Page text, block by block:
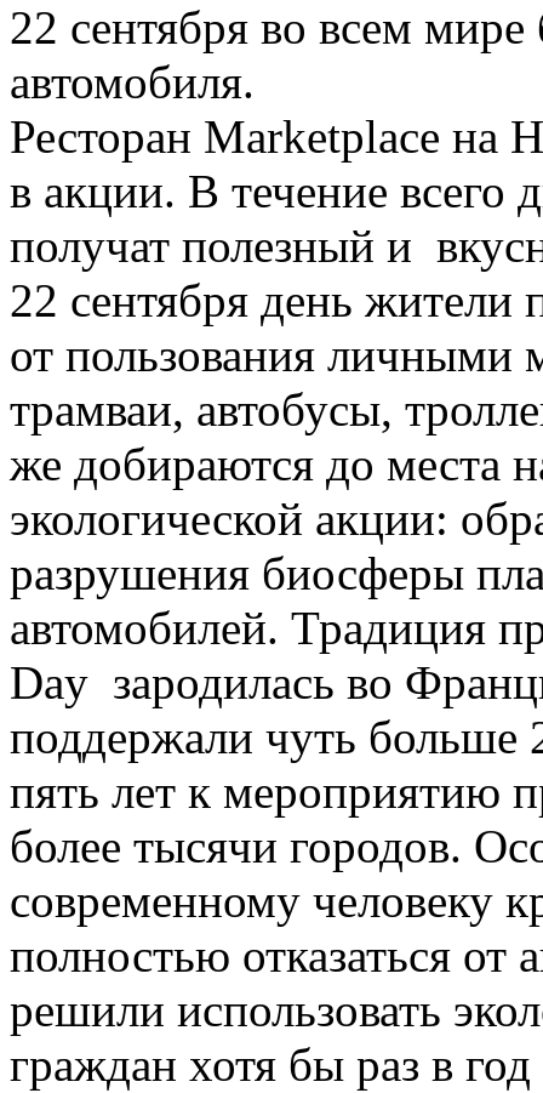
22 сентября во всем мире
автомобиля.
Ресторан Marketplace на
в акции. В течение всего
получат полезный и
22 сентября день жители
от пользования личными
трамваи, автобусы,
же добираются до места
экологической акции:
разрушения биосферы
автомобилей. Традиция
Day зародилась во
поддержали чуть больше
пять лет к мероприятию
более тысячи городов.
современному человеку
полностью отказаться от
решили использовать
граждан хотя бы раз в